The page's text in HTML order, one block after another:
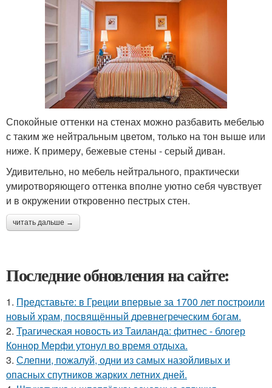
Спокойные оттенки на стенах можно разбавить мебелью
с таким же нейтральным цветом, только на тон выше или
ниже. К примеру, бежевые стены - серый диван.
Удивительно, но мебель нейтрального, практически
умиротворяющего оттенка вполне уютно себя чувствует
и в окружении откровенно пестрых стен.
читать дальше →
Последние обновления на сайте:
1. Представьте: в Греции впервые за 1700 лет построили
новый храм, посвящённый древнегреческим богам.
2. Трагическая новость из Таиланда: фитнес - блогер
Коннор Мерфи утонул во время отдыха.
3. Слепни, пожалуй, одни из самых назойливых и
опасных спутников жарких летних дней.